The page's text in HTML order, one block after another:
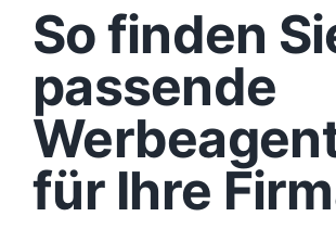
So finden
passende
für Ihre